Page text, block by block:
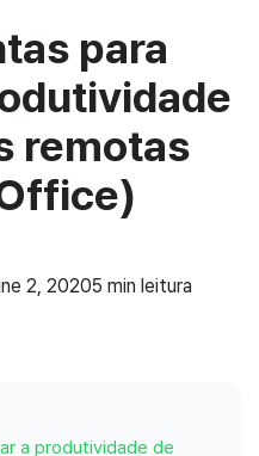
para
remotas
2, 20205 min leitura
a produtividade de